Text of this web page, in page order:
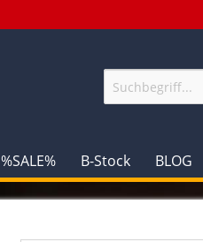
%SALE% B-Stock BLOG